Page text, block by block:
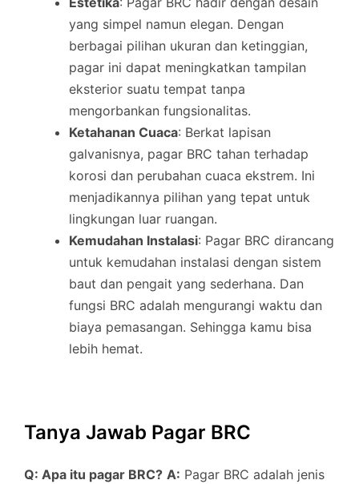
yang simpel namun elegan. Dengan
berbagai pilihan ukuran dan ketinggian,
pagar ini dapat meningkatkan tampilan
eksterior suatu tempat tanpa
mengorbankan fungsionalitas.
Ketahanan Cuaca: Berkat lapisan
galvanisnya, pagar BRC tahan terhadap
korosi dan perubahan cuaca ekstrem. Ini
menjadikannya pilihan yang tepat untuk
lingkungan luar ruangan.
Kemudahan Instalasi: Pagar BRC dirancang
untuk kemudahan instalasi dengan sistem
baut dan pengait yang sederhana. Dan
fungsi BRC adalah mengurangi waktu dan
biaya pemasangan. Sehingga kamu bisa
lebih hemat.
Tanya Jawab Pagar BRC
Q: Apa itu pagar BRC? A: Pagar BRC adalah jenis